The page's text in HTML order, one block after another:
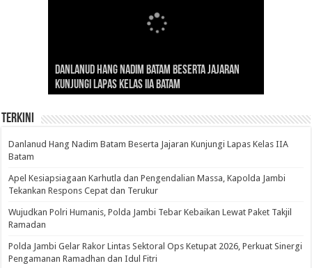
Danlanud Hang Nadim Batam Beserta Jajaran
Kunjungi Lapas Kelas IIA Batam
Silaturahmi dan Reses Komite I DPD RI di Polda
Jambi Bahas Sinergitas Penanganan Narkotika
Edukasi Pembentukan Karakter Generasi
Penerus
Cepat Beroperasi Agar Bisa Layani Masyarakat
Penuhi Kebutuhannya
Nusantara: Ratu Wangsa, Wanita Berkelas
dengan Pengaruh Internasional
Terkini
Danlanud Hang Nadim Batam Beserta Jajaran Kunjungi Lapas Kelas IIA
Batam
Apel Kesiapsiagaan Karhutla dan Pengendalian Massa, Kapolda Jambi
Tekankan Respons Cepat dan Terukur
Wujudkan Polri Humanis, Polda Jambi Tebar Kebaikan Lewat Paket Takjil
Ramadan
Polda Jambi Gelar Rakor Lintas Sektoral Ops Ketupat 2026, Perkuat Sinergi
Pengamanan Ramadhan dan Idul Fitri